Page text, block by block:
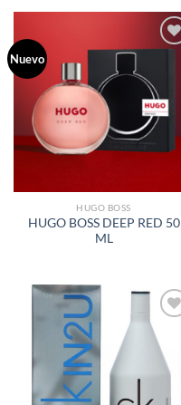
Nuevo
A LA
LISTA
DE
DESEOS
HUGO BOSS
HUGO BOSS DEEP RED 50
ML
AÑADIR
A LA
LISTA